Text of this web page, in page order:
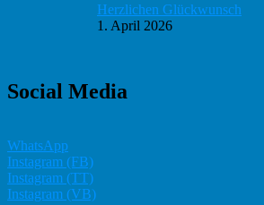
Herzlichen Glückwunsch
1. April 2026
Social Media
WhatsApp
Instagram (FB)
Instagram (TT)
Instagram (VB)